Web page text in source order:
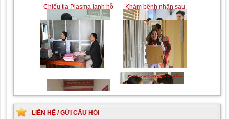
Chiếu tia Plasma lạnh hỗ
trợ điều trị vết thương
Khám bệnh nhân sau
phẫu thuật
Khám Ngoại khoa
Đội ngũ hướng dẫn
chuyên nghiệp, tận tình
LIÊN HỆ / GỬI CÂU HỎI